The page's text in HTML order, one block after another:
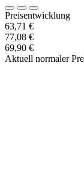
Preisentwicklung
63,71 €
77,08 €
69,90 €
Aktuell normaler